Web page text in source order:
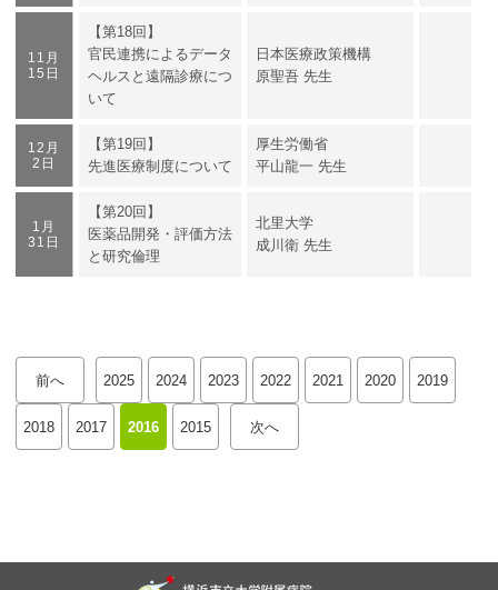
11月
15日
【第18回】
官民連携によるデータ
ヘルスと遠隔診療につ
いて
日本医療政策機構
原聖吾 先生
12月
2日
【第19回】
先進医療制度について
厚生労働省
平山龍一 先生
1月
31日
【第20回】
医薬品開発・評価方法
と研究倫理
北里大学
成川衛 先生
前へ 2025 2024 2023 2022 2021 2020 2019
2018 2017 2016 2015 次へ